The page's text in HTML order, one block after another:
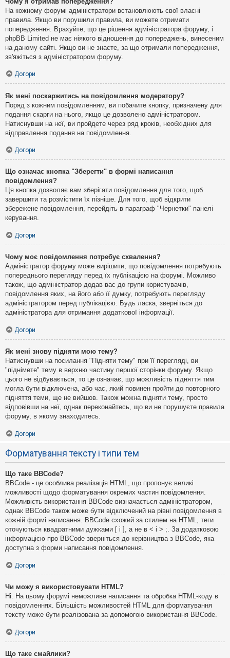
На кожному форумі адміністратори встановлюють свої власні
правила. Якщо ви порушили правила, ви можете отримати
попередження. Врахуйте, що це рішення адміністратора форуму, і
phpBB Limited не має ніякого відношення до попереджень, винесеним
на даному сайті. Якщо ви не знаєте, за що отримали попередження,
зв'яжіться з адміністратором форуму.
Догори
Як мені поскаржитись на повідомлення модератору?
Поряд з кожним повідомленням, ви побачите кнопку, призначену для
подання скарги на нього, якщо це дозволено адміністратором.
Натиснувши на неї, ви пройдете через ряд кроків, необхідних для
відправлення подання на повідомлення.
Догори
Що означає кнопка "Зберегти" в формі написання
повідомлення?
Ця кнопка дозволяє вам зберігати повідомлення для того, щоб
завершити та розмістити їх пізніше. Для того, щоб відкрити
збережене повідомлення, перейдіть в параграф "Чернетки" панелі
керування.
Догори
Чому моє повідомлення потребує схвалення?
Адміністратор форуму може вирішити, що повідомлення потребують
попереднього перегляду перед їх публікацією на форумі. Можливо
також, що адміністратор додав вас до групи користувачів,
повідомлення яких, на його або її думку, потребують перегляду
адміністратором перед публікацією. Будь ласка, зверніться до
адміністратора для отримання додаткової інформації.
Догори
Як мені знову підняти мою тему?
Натиснувши на посилання "Підняти тему" при її перегляді, ви
"піднімете" тему в верхню частину першої сторінки форуму. Якщо
цього не відбувається, то це означає, що можливість підняття тим
могла бути відключена, або час, який повинен пройти до повторного
підняття теми, ще не вийшов. Також можна підняти тему, просто
відповівши на неї, однак переконайтесь, що ви не порушуєте правила
форуму, в якому знаходитесь.
Догори
Форматування тексту і типи тем
Що таке BBCode?
BBCode - це особлива реалізація HTML, що пропонує великі
можливості щодо форматування окремих частин повідомлення.
Можливість використання BBCode визначається адміністратором,
однак BBCode також може бути відключений на рівні повідомлення в
кожній формі написання. BBCode схожий за стилем на HTML, теги
оточуються квадратними дужками [ і ], а не в < і > ;. За додатковою
інформацією про BBCode зверніться до керівництва з BBCode, яка
доступна з форми написання повідомлення.
Догори
Чи можу я використовувати HTML?
Ні. На цьому форумі неможливе написання та обробка HTML-коду в
повідомленнях. Більшість можливостей HTML для форматування
тексту може бути реалізована за допомогою використання BBCode.
Догори
Що таке смайлики?